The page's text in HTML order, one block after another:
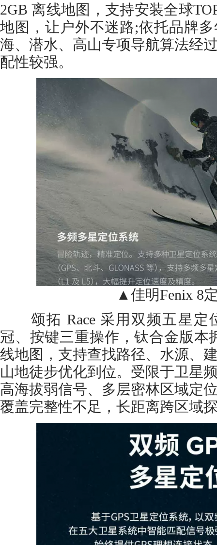
2GB 离线地图，支持安装全球
地图，让户外不迷路;依托品牌
海、潜水、高山专项导航算法经
配性较强。
▲佳明Fenix 8定
颂拓 Race 采用双频五星定
冠、按键三重操作，钛合金版本
线地图，支持查找路径、水源、
山地徒步优化到位。受限于卫星
高海拔弱信号、多层密林区域定
覆盖完整性不足，长距离跨区域